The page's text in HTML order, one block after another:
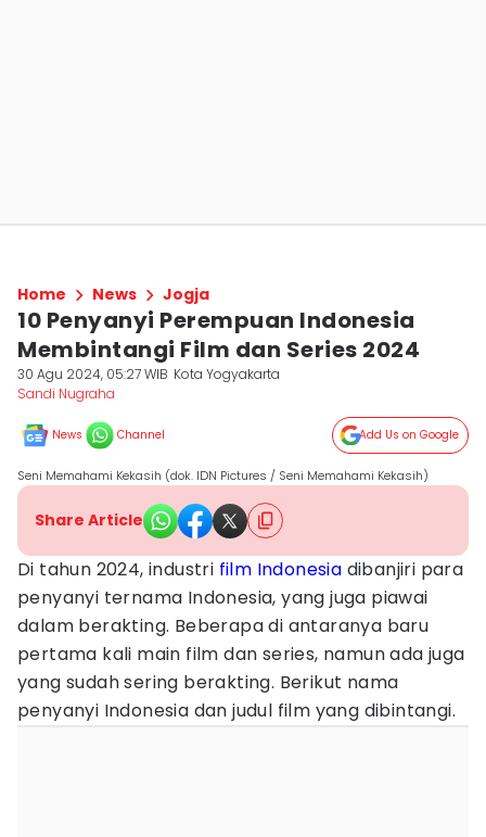
Home News Jogja
10 Penyanyi Perempuan Indonesia
Membintangi Film dan Series 2024
30 Agu 2024, 05:27 WIB Kota Yogyakarta
Sandi Nugraha
News Channel Add Us on Google
Seni Memahami Kekasih (dok. IDN Pictures / Seni Memahami Kekasih)
Share Article
Di tahun 2024, industri film Indonesia dibanjiri para
penyanyi ternama Indonesia, yang juga piawai
dalam berakting. Beberapa di antaranya baru
pertama kali main film dan series, namun ada juga
yang sudah sering berakting. Berikut nama
penyanyi Indonesia dan judul film yang dibintangi.